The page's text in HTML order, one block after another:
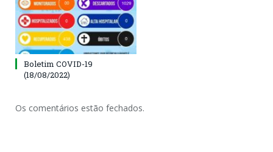
Boletim COVID-19
(18/08/2022)
Os comentários estão fechados.